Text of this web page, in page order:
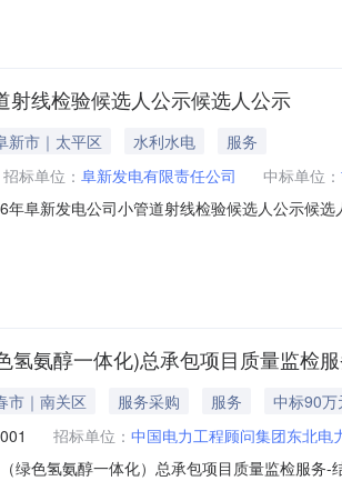
射线检验候选人公示候选人公示
新市｜太平区 水利水电
服务
招标单位： 阜新发电有限责任公司 中标单位：
年阜新发电公司小管道射线检验候选人公示候选
氢氨醇一体化)总承包项目质量监检
市｜南关区 服务采购 服务
中标90万
招标单位： 中国电力工程顾问集团东北电
绿色氢氨醇一体化）总承包项目质量监检服务